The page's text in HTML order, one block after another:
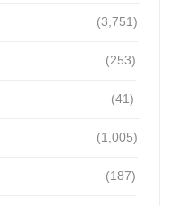
(3,751)
(253)
(41)
(1,005)
(187)